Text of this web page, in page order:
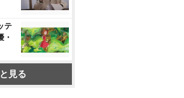
テ
・
見る